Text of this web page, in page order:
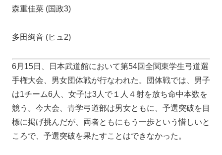
森重佳菜 (国政3)
多田絢音 (ヒュ2)
6月15日、日本武道館において第54回全関東学生弓道選
手権大会、男女団体戦が行なわれた。団体戦では、男子
は1チーム6人、女子は3人で１人４射を放ち命中本数を
競う。今大会、青学弓道部は男女ともに、予選突破を目
標に掲げ挑んだが、両者ともにもう一歩という惜しいと
ころで、予選突破を果たすことはできなかった。